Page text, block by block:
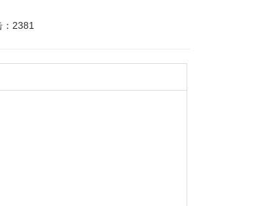
：2381